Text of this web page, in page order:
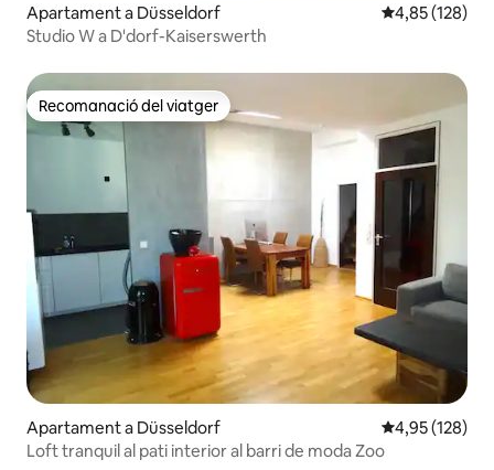
Apartament a Düsseldorf 4,85 de
4,85 (128)
Studio W a D'dorf-Kaiserswerth
Recomanació del viatger
Recomanació del viatger
Apartament a Düsseldorf 4,95 de
4,95 (128)
Loft tranquil al pati interior al barri de moda Zoo